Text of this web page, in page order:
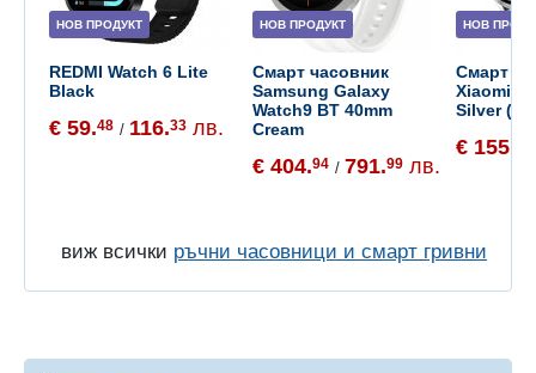
НОВ ПРОДУКТ
REDMI Watch 6 Lite
Black
€ 59.48 / 116.33 лв.
НОВ ПРОДУКТ
Смарт часовник
Samsung Galaxy
Watch9 BT 40mm
Cream
€ 404.94 / 791.99 лв.
НОВ
Смарт
Xiaomi
Silver
€ 155.
виж всички ръчни часовници и смарт гривни